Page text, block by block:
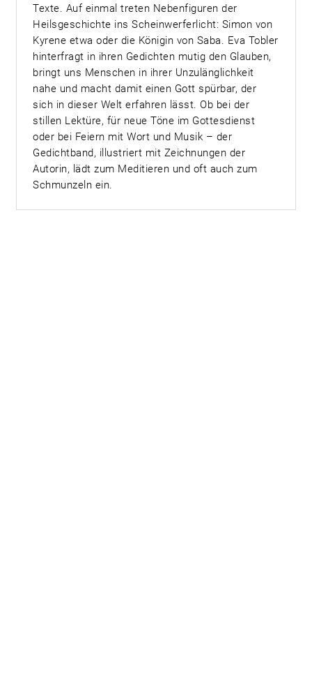
Texte. Auf einmal treten Nebenfiguren der
Heilsgeschichte ins Scheinwerferlicht: Simon von
Kyrene etwa oder die Königin von Saba. Eva Tobler
hinterfragt in ihren Gedichten mutig den Glauben,
bringt uns Menschen in ihrer Unzulänglichkeit
nahe und macht damit einen Gott spürbar, der
sich in dieser Welt erfahren lässt. Ob bei der
stillen Lektüre, für neue Töne im Gottesdienst
oder bei Feiern mit Wort und Musik – der
Gedichtband, illustriert mit Zeichnungen der
Autorin, lädt zum Meditieren und oft auch zum
Schmunzeln ein.